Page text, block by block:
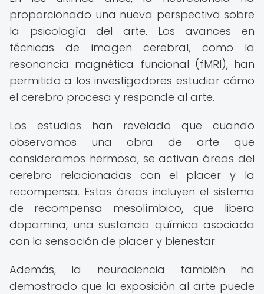
proporcionado una nueva perspectiva sobre
la psicología del arte. Los avances en
técnicas de imagen cerebral, como la
resonancia magnética funcional (fMRI), han
permitido a los investigadores estudiar cómo
el cerebro procesa y responde al arte.
Los estudios han revelado que cuando
observamos una obra de arte que
consideramos hermosa, se activan áreas del
cerebro relacionadas con el placer y la
recompensa. Estas áreas incluyen el sistema
de recompensa mesolímbico, que libera
dopamina, una sustancia química asociada
con la sensación de placer y bienestar.
Además, la neurociencia también ha
demostrado que la exposición al arte puede